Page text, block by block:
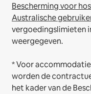
Bescherming voor
Australische
vergoedingslimieten
weergegeven.
* Voor
worden de
het kader van de